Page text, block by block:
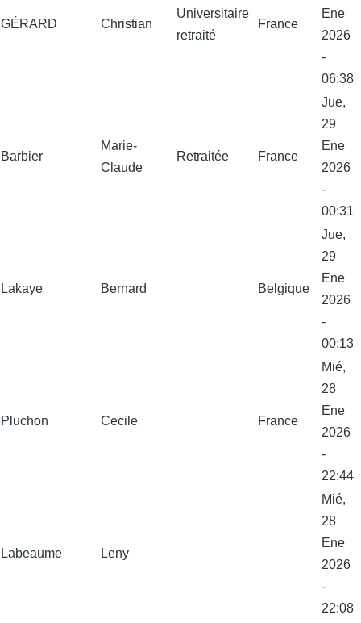
GÉRARD Christian
Universitaire
retraité
France
Ene
2026
-
06:38
Barbier
Marie-
Claude
Retraitée France
Jue,
29
Ene
2026
-
00:31
Lakaye Bernard Belgique
Jue,
29
Ene
2026
-
00:13
Pluchon Cecile France
Mié,
28
Ene
2026
-
22:44
Labeaume Leny
Mié,
28
Ene
2026
-
22:08